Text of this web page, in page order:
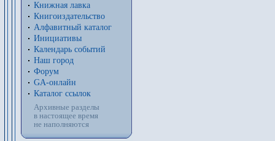
Книжная лавка
Книгоиздательство
Алфавитный каталог
Инициативы
Календарь событий
Наш город
Форум
GA-онлайн
Каталог ссылок
Архивные разделы
в настоящее время
не наполняются